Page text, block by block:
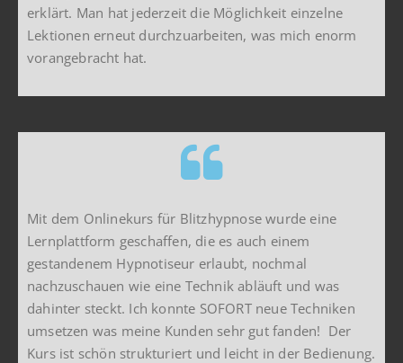
erklärt. Man hat jederzeit die Möglichkeit einzelne
Lektionen erneut durchzuarbeiten, was mich enorm
vorangebracht hat.
Mit dem Onlinekurs für Blitzhypnose wurde eine
Lernplattform geschaffen, die es auch einem
gestandenem Hypnotiseur erlaubt, nochmal
nachzuschauen wie eine Technik abläuft und was
dahinter steckt. Ich konnte SOFORT neue Techniken
umsetzen was meine Kunden sehr gut fanden! Der
Kurs ist schön strukturiert und leicht in der Bedienung.